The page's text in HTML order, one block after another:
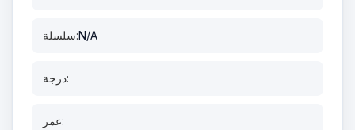
سلسلة:N/A
درجة:
عمر: